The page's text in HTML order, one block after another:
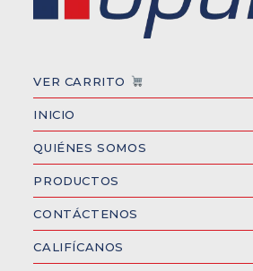
VER CARRITO
INICIO
QUIÉNES SOMOS
PRODUCTOS
CONTÁCTENOS
CALIFÍCANOS